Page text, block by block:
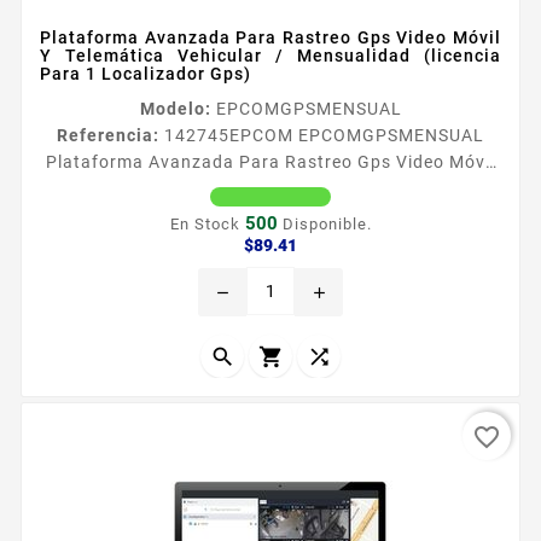
Plataforma Avanzada Para Rastreo Gps Video Móvil
Y Telemática Vehicular / Mensualidad (licencia
Para 1 Localizador Gps)
Modelo: EPCOMGPSMENSUAL
Referencia: 142745EPCOM EPCOMGPSMENSUAL
Plataforma Avanzada Para Rastreo Gps Video Móvil
Y Telemática Vehicular / Mensualidad (licencia Para 1
Localizador Gps) EPCOM GPS Plataforma de Rastreo
GPS Todo sobre la Nube Solucioacuten Liacuteder en
Moacuteviles Trackers GPS y IoT en una misma
transporte EPCOM GPS Wialon...
En Stock 500 Disponible.
$89.41
remove add
  
favorite_border